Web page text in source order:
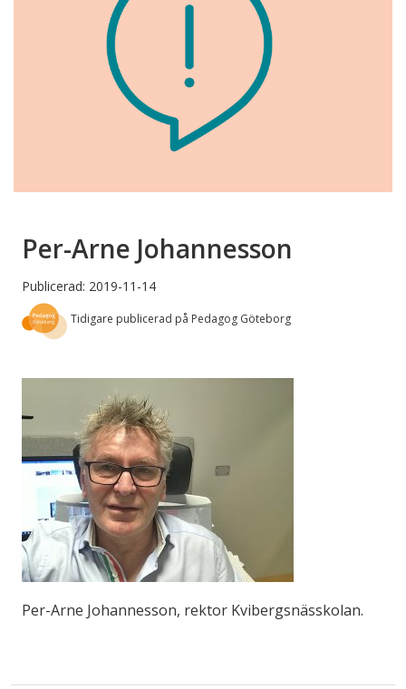
Per-Arne Johannesson
Publicerad: 2019-11-14
Tidigare publicerad på Pedagog Göteborg
Per-Arne Johannesson, rektor Kvibergsnässkolan.